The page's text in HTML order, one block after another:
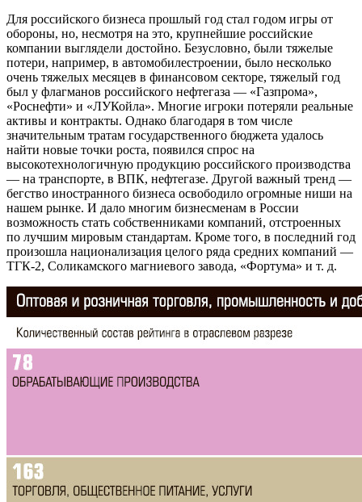
Для российского бизнеса прошлый год стал годом игры от
обороны, но, несмотря на это, крупнейшие российские
компании выглядели достойно. Безусловно, были тяжелые
потери, например, в автомобилестроении, было несколько
очень тяжелых месяцев в финансовом секторе, тяжелый год
был у флагманов российского нефтегаза — «Газпрома»,
«Роснефти» и «ЛУКойла». Многие игроки потеряли реальные
активы и контракты. Однако благодаря в том числе
значительным тратам государственного бюджета удалось
найти новые точки роста, появился спрос на
высокотехнологичную продукцию российского производства
— на транспорте, в ВПК, нефтегазе. Другой важный тренд —
бегство иностранного бизнеса освободило огромные ниши на
нашем рынке. И дало многим бизнесменам в России
возможность стать собственниками компаний, отстроенных
по лучшим мировым стандартам. Кроме того, в последний год
произошла национализация целого ряда средних компаний —
ТГК-2, Соликамского магниевого завода, «Фортума» и т. д.